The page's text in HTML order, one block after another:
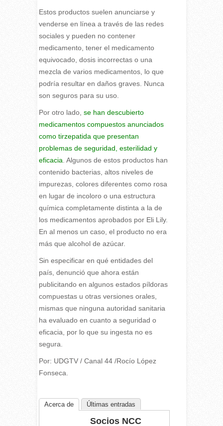
Estos productos suelen anunciarse y
venderse en línea a través de las redes
sociales y pueden no contener
medicamento, tener el medicamento
equivocado, dosis incorrectas o una
mezcla de varios medicamentos, lo que
podría resultar en daños graves. Nunca
son seguros para su uso.
Por otro lado, se han descubierto
medicamentos compuestos anunciados
como tirzepatida que presentan
problemas de seguridad, esterilidad y
eficacia . Algunos de estos productos han
contenido bacterias, altos niveles de
impurezas, colores diferentes como rosa
en lugar de incoloro o una estructura
química completamente distinta a la de
los medicamentos aprobados por Eli Lily.
En al menos un caso, el producto no era
más que alcohol de azúcar.
Sin especificar en qué entidades del
país, denunció que ahora están
publicitando en algunos estados píldoras
compuestas u otras versiones orales,
mismas que ninguna autoridad sanitaria
ha evaluado en cuanto a seguridad o
eficacia, por lo que su ingesta no es
segura.
Por: UDGTV / Canal 44 /Rocío López
Fonseca.
Acerca de Últimas entradas
Socios NCC